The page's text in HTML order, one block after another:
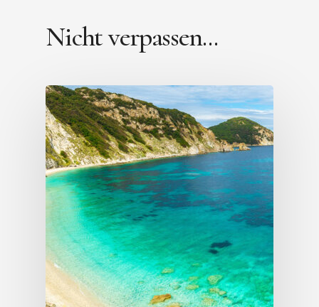
Nicht verpassen...